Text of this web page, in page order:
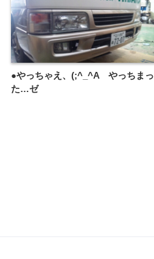
●やっちゃえ、(;^_^A やっちまっ
た…ゼ